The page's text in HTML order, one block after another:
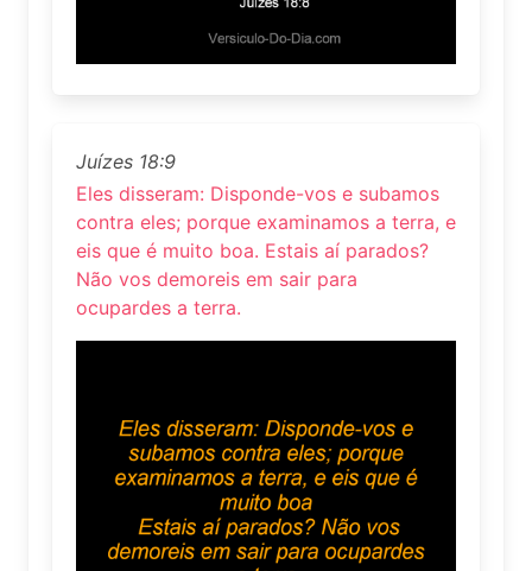
Juízes 18:9
Eles disseram: Disponde-vos e subamos
contra eles; porque examinamos a terra, e
eis que é muito boa. Estais aí parados?
Não vos demoreis em sair para
ocupardes a terra.